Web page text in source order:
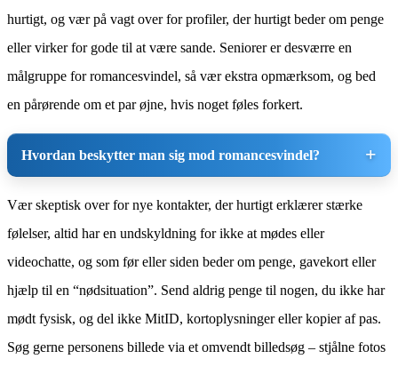
hurtigt, og vær på vagt over for profiler, der hurtigt beder om penge
eller virker for gode til at være sande. Seniorer er desværre en
målgruppe for romancesvindel, så vær ekstra opmærksom, og bed
en pårørende om et par øjne, hvis noget føles forkert.
Hvordan beskytter man sig mod romancesvindel?
Vær skeptisk over for nye kontakter, der hurtigt erklærer stærke
følelser, altid har en undskyldning for ikke at mødes eller
videochatte, og som før eller siden beder om penge, gavekort eller
hjælp til en “nødsituation”. Send aldrig penge til nogen, du ikke har
mødt fysisk, og del ikke MitID, kortoplysninger eller kopier af pas.
Søg gerne personens billede via et omvendt billedsøg – stjålne fotos